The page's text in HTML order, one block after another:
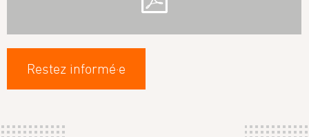
Restez informé·e